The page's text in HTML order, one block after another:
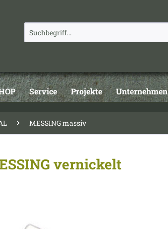
Service Projekte Unternehmen
MESSING massiv
vernickelt